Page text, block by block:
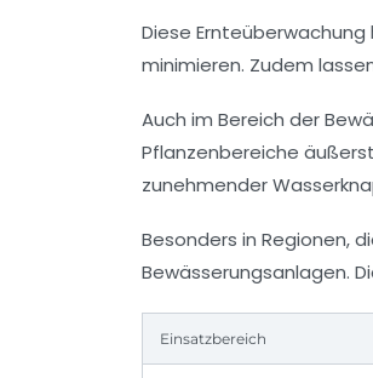
Diese
minimieren. Zudem
Auch im Bereich der
Pflanzenbereiche
zunehmender
Besonders in Regionen,
Bewässerungsanlagen.
Einsatzbereich